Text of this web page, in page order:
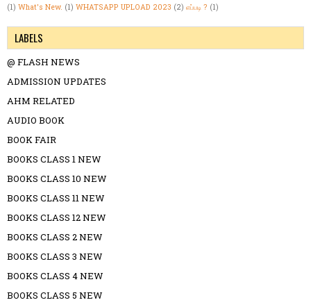
(1) What's New. (1) WHATSAPP UPLOAD 2023 (2) எப்படி ? (1)
LABELS
@ FLASH NEWS
ADMISSION UPDATES
AHM RELATED
AUDIO BOOK
BOOK FAIR
BOOKS CLASS 1 NEW
BOOKS CLASS 10 NEW
BOOKS CLASS 11 NEW
BOOKS CLASS 12 NEW
BOOKS CLASS 2 NEW
BOOKS CLASS 3 NEW
BOOKS CLASS 4 NEW
BOOKS CLASS 5 NEW